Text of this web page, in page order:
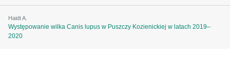
Haidt A.
Występowanie wilka Canis lupus w Puszczy Kozienickiej w latach 2019–
2020